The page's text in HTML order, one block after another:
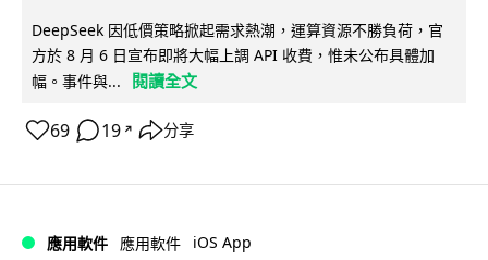
DeepSeek 因低價策略掀起需求熱潮，運算資源不勝負荷，官
方於 8 月 6 日宣布即將大幅上調 API 收費，惟未公布具體加
幅。事件與...
閱讀全文
69 19 ↗ 分享
應用軟件 應用軟件 iOS App